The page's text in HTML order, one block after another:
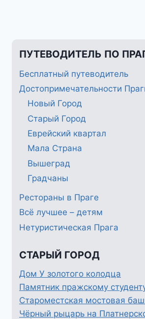
ПУТЕВОДИТЕЛЬ ПО
Бесплатный путеводитель
Достопримечательности
Новый Город
Старый Город
Еврейский квартал
Мала Страна
Вышеград
Градчаны
Рестораны в Праге
Всё лучшее – детям
Нетуристическая Прага
СТАРЫЙ ГОРОД
Дом У золотого колодца
Памятник пражскому
Староместская мостовая
Чёрный рыцарь на